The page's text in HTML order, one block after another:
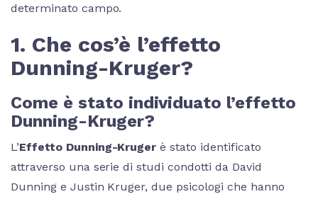
determinato campo.
1. Che cos’è l’effetto
Dunning-Kruger?
Come è stato individuato l’effetto
Dunning-Kruger?
L’Effetto Dunning-Kruger è stato identificato
attraverso una serie di studi condotti da David
Dunning e Justin Kruger, due psicologi che hanno